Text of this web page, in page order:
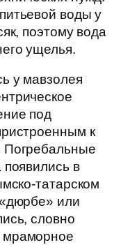
воды у
поэтому вода
ущелья.
у мавзолея
под
к
появились в
татарском
или
словно